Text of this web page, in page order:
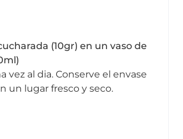
(10gr) en un vaso de
vez al dia. Conserve el envase
un lugar fresco y seco.